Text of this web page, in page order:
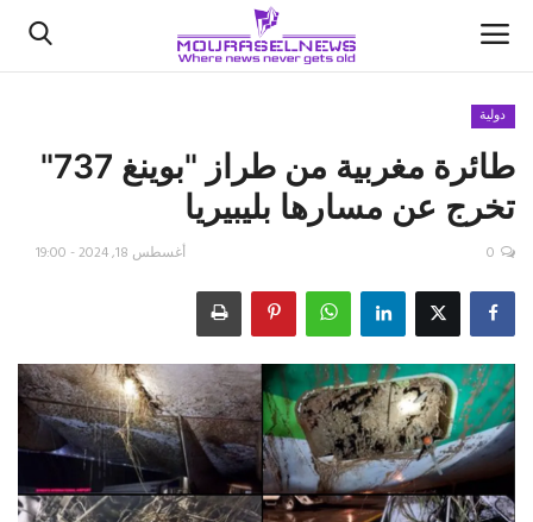
الأخبار
كتّابنا
اقتصاد
علوم وتكنولوجيا
رياضة
دولية
طائرة مغربية من طراز "بوينغ 737"
تخرج عن مسارها بليبيريا
أغسطس 18, 2024 - 19:00 0